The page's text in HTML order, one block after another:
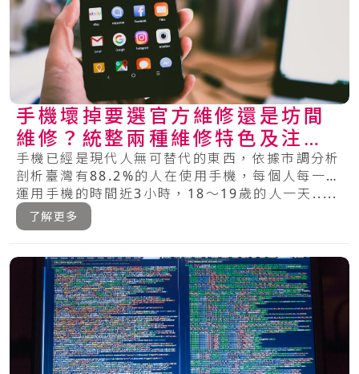
手機壞掉要選官方維修還是坊間
維修？統整兩種維修特色及注意
事項
手機已經是現代人無可替代的東西，依據市調分析
剖析臺灣有88.2%的人在使用手機，每個人每一天
運用手機的時間近3小時，18～19歲的人一天.....
了解更多